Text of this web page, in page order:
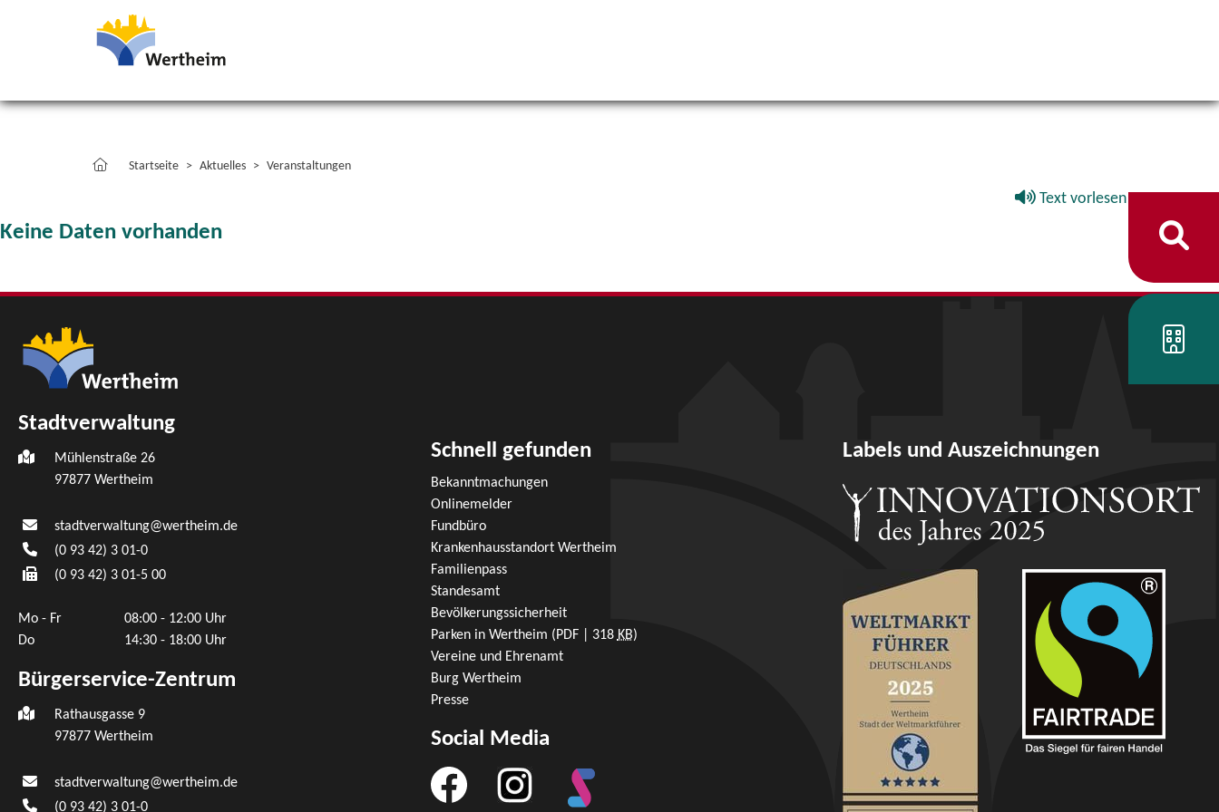
Startseite Aktuelles Veranstaltungen
Text vorlesen
Keine Daten vorhanden
Stadtverwaltung
Mühlenstraße 26
97877 Wertheim
stadtverwaltung@wertheim.de
(0 93 42) 3 01-0
(0 93 42) 3 01-5 00
Mo - Fr
08:00 - 12:00 Uhr
Do
14:30 - 18:00 Uhr
Bürgerservice-Zentrum
Rathausgasse 9
97877 Wertheim
stadtverwaltung@wertheim.de
(0 93 42) 3 01-0
Schnell gefunden
Bekanntmachungen
Onlinemelder
Fundbüro
Krankenhausstandort Wertheim
Familienpass
Standesamt
Bevölkerungssicherheit
Parken in Wertheim (PDF | 318 KB)
Vereine und Ehrenamt
Burg Wertheim
Presse
Social Media
Labels und Auszeichnungen